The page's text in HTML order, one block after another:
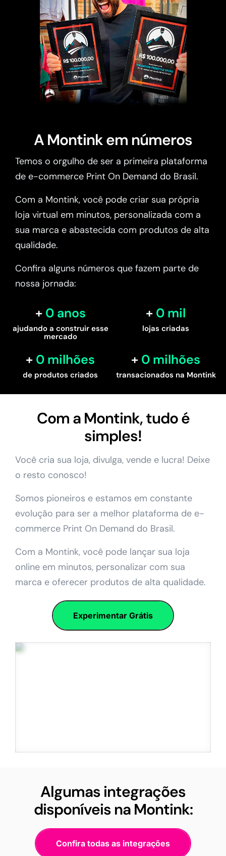
A Montink em números
Temos o orgulho de ser a primeira plataforma
de e-commerce Print On Demand do Brasil.
Com a Montink, você pode criar sua própria
loja virtual em minutos, personalizada com a
sua marca e abastecida com produtos de alta
qualidade.
Confira alguns números que fazem parte de
nossa jornada:
ajudando a construir esse
mercado
0 anos
lojas criadas
0 mil
de produtos criados
0 milhões
transacionados na Montink
0 milhões
Com a Montink, tudo é
simples!
Você cria sua loja, divulga, vende e lucra! Deixe
o resto conosco!
Somos pioneiros e estamos em constante
evolução para ser a melhor plataforma de e-
commerce Print On Demand do Brasil.
Com a Montink, você pode lançar sua loja
online em minutos, personalizar com sua
marca e oferecer produtos de alta qualidade.
Experimentar Grátis
Algumas integrações
disponíveis na Montink:
Confira todas as integrações